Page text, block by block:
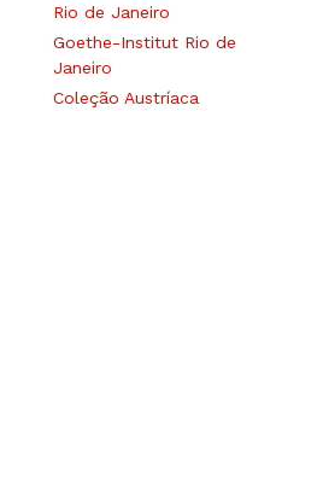
Rio de Janeiro
Goethe-Institut Rio de
Janeiro
Coleção Austríaca